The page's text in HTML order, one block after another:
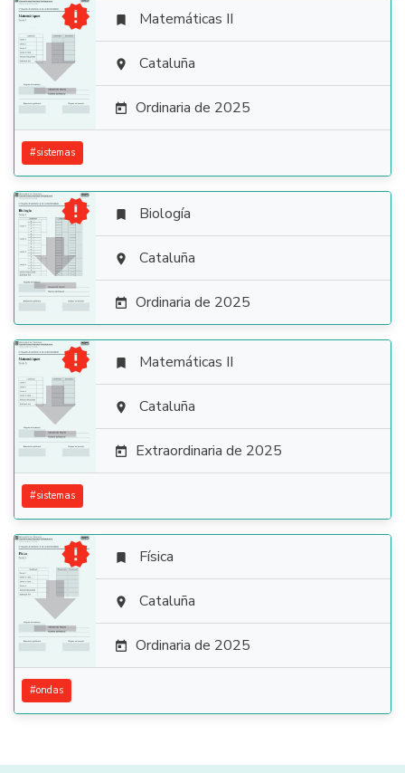

  Matemáticas II
 Cataluña
 Ordinaria de 2025
#sistemas

  Biología
 Cataluña
 Ordinaria de 2025

  Matemáticas II
 Cataluña
 Extraordinaria de 2025
#sistemas

  Física
 Cataluña
 Ordinaria de 2025
#ondas